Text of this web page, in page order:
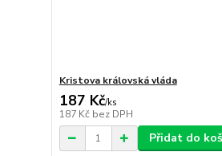
Kristova královská vláda
187 Kč/ks
187 Kč bez DPH
Přidat do